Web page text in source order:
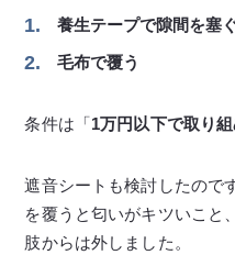
養生テープで隙間を塞
毛布で覆う
条件は「1万円以下で取り
遮音シートも検討したので
を覆うと匂いがキツいこと
肢からは外しました。